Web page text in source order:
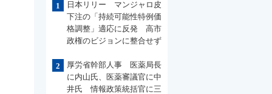
1
日本リリー マンジャロ皮
下注の「持続可能性特例価
格調整」適応に反発 高市
政権のビジョンに整合せず
2
厚労省幹部人事 医薬局長
に内山氏、医薬審議官に中
井氏 情報政策統括官に三